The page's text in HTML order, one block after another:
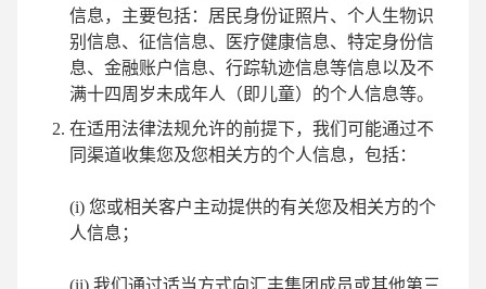
信息，主要包括：居民身份证照片、个人生物识
别信息、征信信息、医疗健康信息、特定身份信
息、金融账户信息、行踪轨迹信息等信息以及不
满十四周岁未成年人（即儿童）的个人信息等。
在适用法律法规允许的前提下，我们可能通过不
同渠道收集您及您相关方的个人信息，包括：
(i) 您或相关客户主动提供的有关您及相关方的个
人信息；
(ii) 我们通过适当方式向汇丰集团成员或其他第三